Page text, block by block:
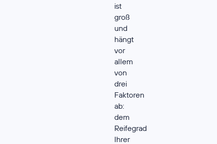
ist
groß
und
hängt
vor
allem
von
drei
Faktoren
ab:
dem
Reifegrad
Ihrer